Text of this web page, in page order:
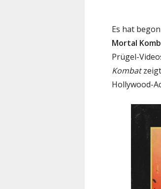
Es hat
Mortal
Prügel-
Kombat
Hollywood-